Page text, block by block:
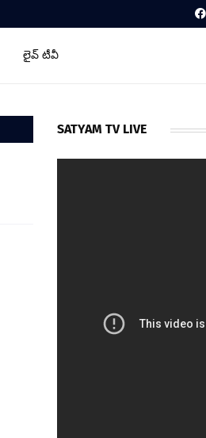
లైవ్ టీవీ
SATYAM TV LIVE